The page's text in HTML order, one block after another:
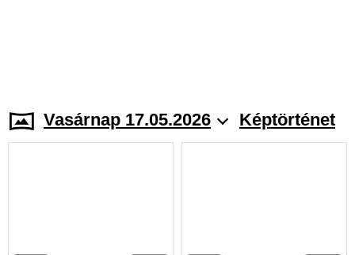
Vasárnap 17.05.2026 Képtörténet